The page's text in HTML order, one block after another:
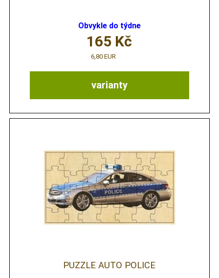
Obvykle do týdne
varianty
165 Kč
6,80 EUR
PUZZLE AUTO POLICE